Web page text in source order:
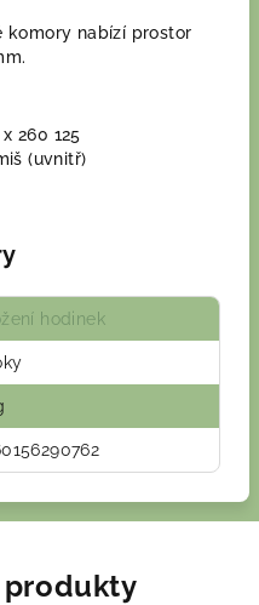
komory nabízí prostor
260 125
(uvnitř)
hodinek